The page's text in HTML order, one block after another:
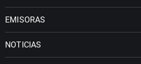
EMISORAS
NOTICIAS